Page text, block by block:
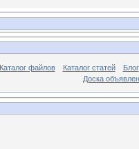
Каталог файлов Каталог статей
Блог
Доска